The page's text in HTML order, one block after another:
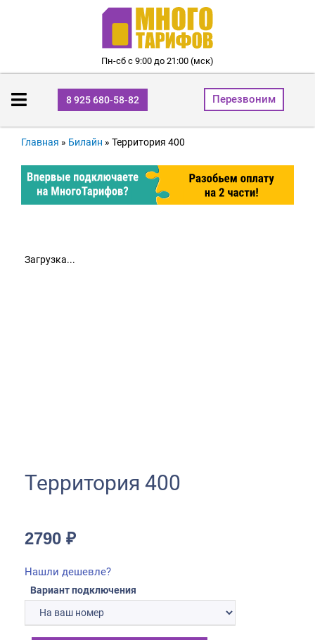
Пн-сб с 9:00 до 21:00 (мск)
8 925 680-58-82 Перезвоним
Главная » Билайн » Территория 400
Загрузка...
Территория 400
2790 ₽
Нашли дешевле?
Вариант подключения